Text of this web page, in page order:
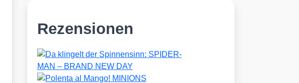
Rezensionen